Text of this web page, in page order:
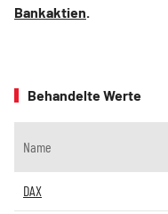
Bankaktien.
Behandelte Werte
Name
DAX